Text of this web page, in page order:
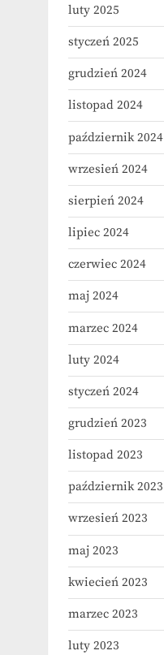
luty 2025
styczeń 2025
grudzień 2024
listopad 2024
październik 2024
wrzesień 2024
sierpień 2024
lipiec 2024
czerwiec 2024
maj 2024
marzec 2024
luty 2024
styczeń 2024
grudzień 2023
listopad 2023
październik 2023
wrzesień 2023
maj 2023
kwiecień 2023
marzec 2023
luty 2023